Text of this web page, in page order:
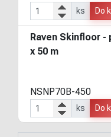
ks Do
Raven Skinfloor -
x 50 m
NSNP70B-450
ks Do